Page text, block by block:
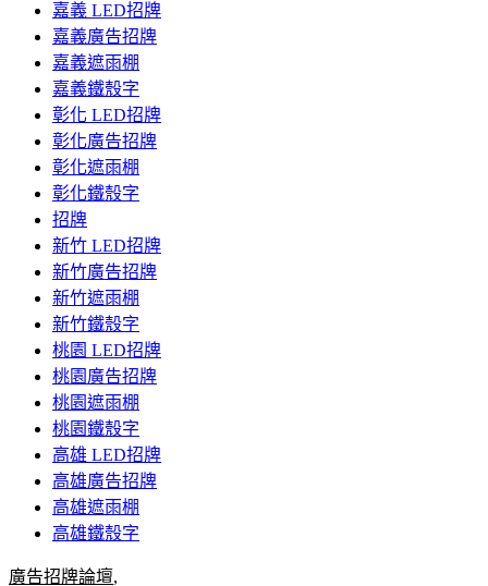
嘉義 LED招牌
嘉義廣告招牌
嘉義遮雨棚
嘉義鐵殼字
彰化 LED招牌
彰化廣告招牌
彰化遮雨棚
彰化鐵殼字
招牌
新竹 LED招牌
新竹廣告招牌
新竹遮雨棚
新竹鐵殼字
桃園 LED招牌
桃園廣告招牌
桃園遮雨棚
桃園鐵殼字
高雄 LED招牌
高雄廣告招牌
高雄遮雨棚
高雄鐵殼字
廣告招牌論壇,